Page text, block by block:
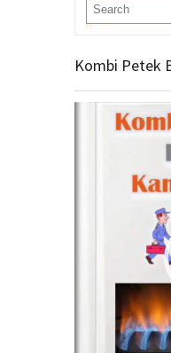
Kombi Petek
oynatıcı